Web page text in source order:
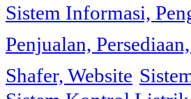
Sistem Informasi,
Penjualan,
Shafer, Website